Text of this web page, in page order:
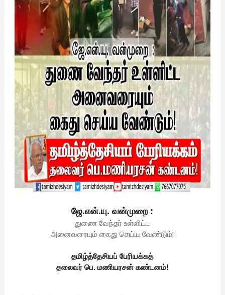
ஜே.என்.யு. வன்முறை :
துணை வேந்தர் உள்ளிட்ட
அனைவரையும் கைது செய்ய வேண்டும்!
தமிழ்த்தேசியப் பேரியக்கத்
தலைவர் பெ. மணியரசன் கண்டனம்!